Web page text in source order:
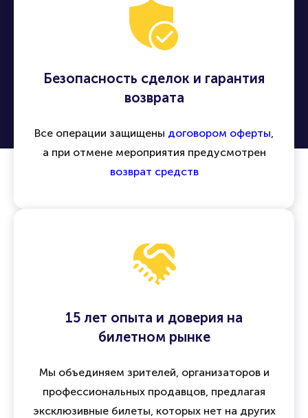
Безопасность сделок и гарантия
возврата
Все операции защищены договором оферты,
а при отмене мероприятия предусмотрен
возврат средств
15 лет опыта и доверия на
билетном рынке
Мы объединяем зрителей, организаторов и
профессиональных продавцов, предлагая
эксклюзивные билеты, которых нет на других